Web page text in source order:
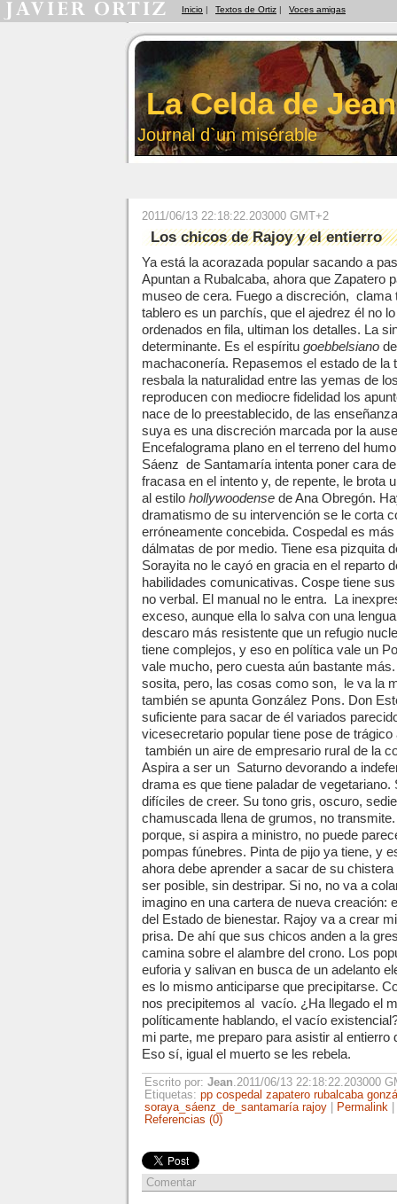
Inicio | Textos de Ortiz | Voces amigas
La Celda de
Journal d`un misérable
2011/06/13 22:18:22.203000 GMT+2
Los chicos de Rajoy y el entierro
Ya está la acorazada popular sacando a
Apuntan a Rubalcaba, ahora que Zapatero
museo de cera. Fuego a discreción, clama
tablero es un parchís, que el ajedrez él no
ordenados en fila, ultiman los detalles. La
determinante. Es el espíritu goebbelsiano
machaconería. Repasemos el estado de la
resbala la naturalidad entre las yemas de
reproducen con mediocre fidelidad los
nace de lo preestablecido, de las
suya es una discreción marcada por la
Encefalograma plano en el terreno del
Sáenz de Santamaría intenta poner cara
fracasa en el intento y, de repente, le brota
al estilo hollywoodense de Ana Obregón.
dramatismo de su intervención se le corta
erróneamente concebida. Cospedal es
dálmatas de por medio. Tiene esa pizquita
Sorayita no le cayó en gracia en el reparto
habilidades comunicativas. Cospe tiene
no verbal. El manual no le entra.
La
exceso, aunque ella lo salva con una
descaro más resistente que un refugio
tiene complejos, y eso en política vale un
vale mucho, pero cuesta aún bastante
sosita, pero, las cosas como son,
le va la
también se apunta González Pons. Don
suficiente para sacar de él variados
vicesecretario popular tiene pose de
también un aire de empresario rural de la
Aspira a ser un Saturno devorando a
drama es que tiene paladar de
difíciles de creer. Su tono gris, oscuro,
chamuscada llena de grumos, no
porque, si aspira a ministro, no puede
pompas fúnebres. Pinta de pijo ya tiene, y
ahora debe aprender a sacar de su
ser posible, sin destripar. Si no, no va a
imagino en una cartera de nueva creación:
del Estado de bienestar. Rajoy va a crear
prisa. De ahí que sus chicos anden a la
camina sobre el alambre del crono. Los
euforia y salivan en busca de un adelanto
es lo mismo anticiparse que precipitarse.
nos precipitemos al
vacío. ¿Ha llegado el
políticamente hablando, el vacío
mi parte, me preparo para asistir al entierro
Eso sí, igual el muerto se les rebela.
Escrito por: Jean.2011/06/13 22:18:22.203000
Etiquetas: pp cospedal zapatero rubalcaba
soraya_sáenz_de_santamaría rajoy Permalink
Referencias (0)
Comentar